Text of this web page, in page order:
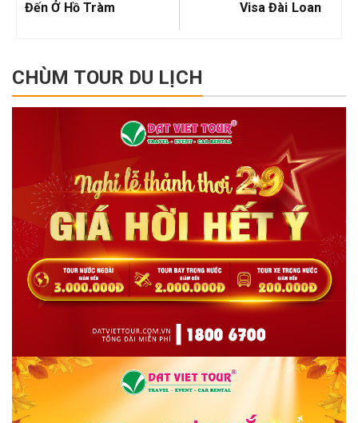
Đến Ở Hồ Tràm
Visa Đài Loan
CHÙM TOUR DU LỊCH